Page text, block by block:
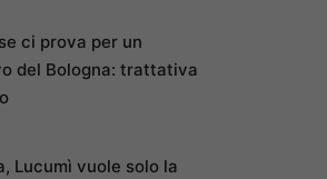
ci prova per un
del Bologna: trattativa
Lucumì vuole solo la